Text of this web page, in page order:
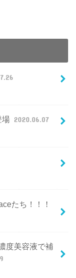
場 2020.06.07
たち！！！
度美容液で補